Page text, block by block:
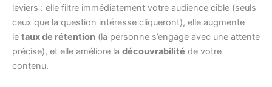
leviers : elle filtre immédiatement votre audience cible (seuls
ceux que la question intéresse cliqueront), elle augmente
le taux de rétention (la personne s’engage avec une attente
précise), et elle améliore la découvrabilité de votre
contenu.